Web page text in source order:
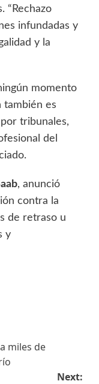
“Rechazo
infundadas y
y la
momento
también es
tribunales,
del
, anunció
contra la
de retraso u
y
miles de
Next: